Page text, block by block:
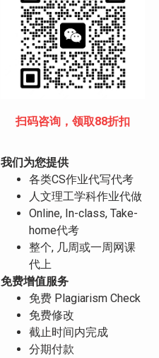
扫码咨询，领取88折扣
我们为您提供
各类CS作业代写代考
人文理工学科作业代做
Online, In-class, Take-
home代考
整个, 几周或一周网课
代上
免费增值服务
免费 Plagiarism Check
免费修改
截止时间内完成
分期付款